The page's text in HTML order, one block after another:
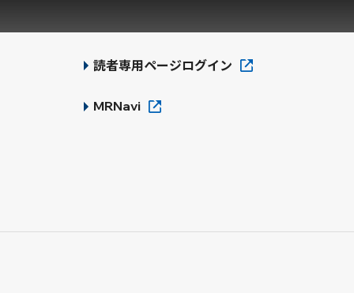
読者専用ページログイン
MRNavi